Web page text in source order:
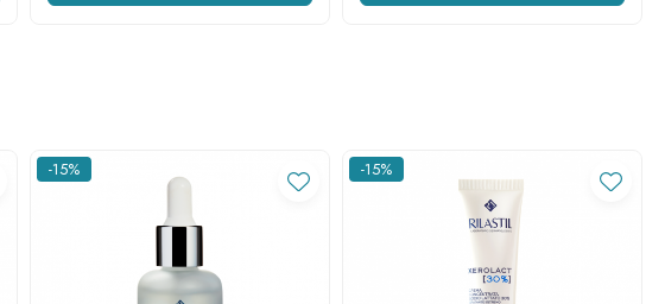
-15% -15%